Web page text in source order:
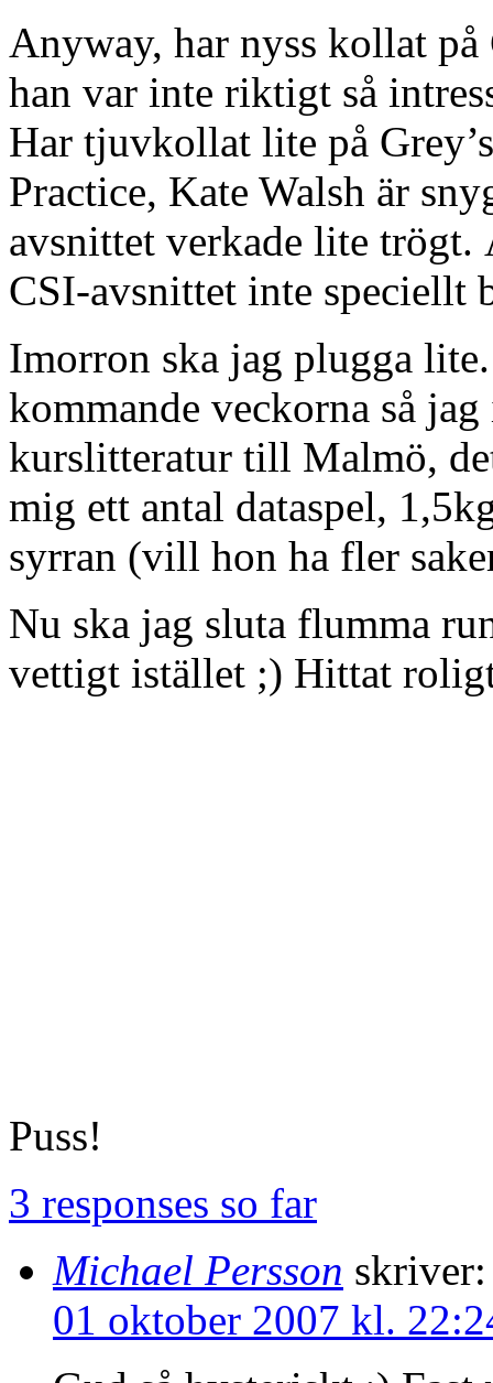
Anyway, har nyss kollat
han var inte riktigt så
Har tjuvkollat lite på
Practice, Kate Walsh är
avsnittet verkade lite trögt.
CSI-avsnittet inte speciellt
Imorron ska jag plugga
kommande veckorna så
kurslitteratur till Malmö,
mig ett antal dataspel,
syrran (vill hon ha fler
Nu ska jag sluta flumma
vettigt istället ;) Hittat
Puss!
3 responses so far
Michael Persson skriver:
01 oktober 2007 kl.